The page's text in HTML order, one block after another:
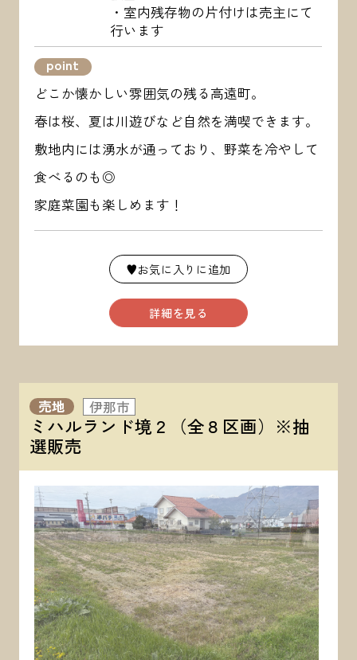
・室内残存物の片付けは売主にて
行います
point
どこか懐かしい雰囲気の残る高遠町。
春は桜、夏は川遊びなど自然を満喫できます。
敷地内には湧水が通っており、野菜を冷やして
食べるのも◎
家庭菜園も楽しめます！
♥お気に入りに追加
詳細を見る
売地 伊那市
ミハルランド境２（全８区画）※抽
選販売